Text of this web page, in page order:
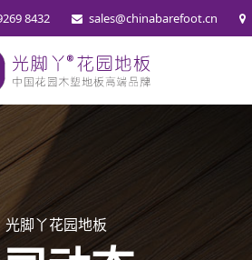
8432 sales@chinabarefoot.cn
光脚丫花园地板